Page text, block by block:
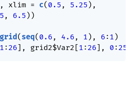
, xlim = c( 0.5 , 5.25 ) ,
, 6.5 ) )
( seq( 0.6 , 4.6 , 1 ) , 6 : 1 )
1 : 26] , grid2$Var2 [1 : 26] , 0 : 25